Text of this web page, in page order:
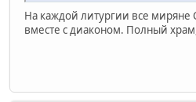
На каждой литургии все
вместе с диаконом. Полный